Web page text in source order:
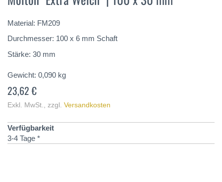
springen
Material: FM209
Durchmesser: 100 x 6 mm Schaft
Stärke: 30 mm
Gewicht: 0,090 kg
23,62 €
Exkl. MwSt. zzgl. Versandkosten
Verfügbarkeit
3-4 Tage *